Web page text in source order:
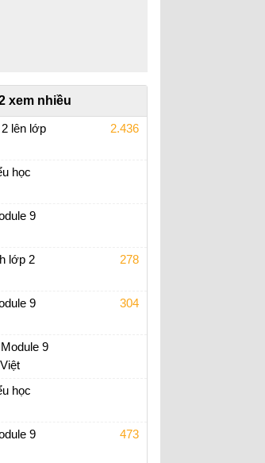
xem nhiều
lên lớp
2.436
3
học
9 Tiểu học
9
9 Tiểu Học đầy đủ
lớp 2 278
9
304
9 Tiểu Học
9
9 Tiểu học
học
9 Tiểu học
9
473